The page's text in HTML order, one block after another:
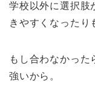
学校以外に選択肢
きやすくなったり
もし合わなかった
強いから。